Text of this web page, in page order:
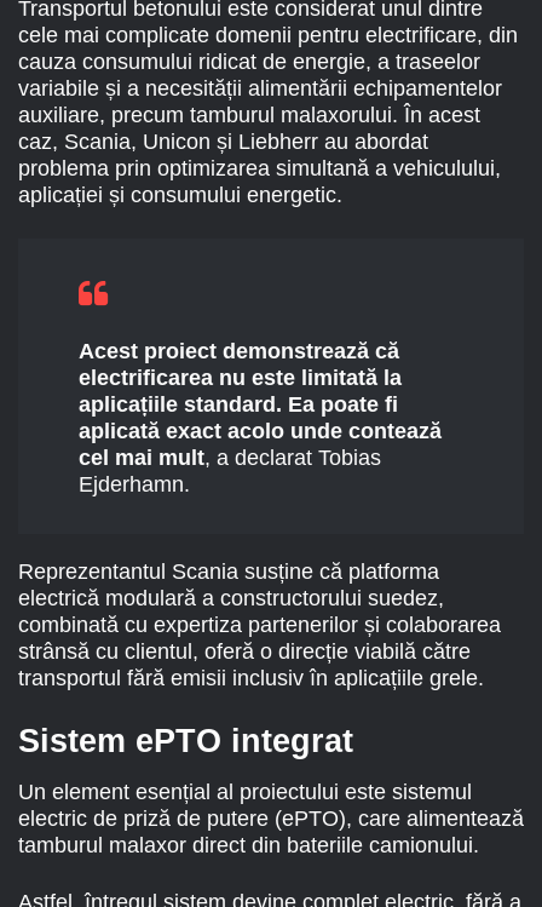
Transportul betonului este considerat unul dintre
cele mai complicate domenii pentru electrificare, din
cauza consumului ridicat de energie, a traseelor
variabile și a necesității alimentării echipamentelor
auxiliare, precum tamburul malaxorului. În acest
caz, Scania, Unicon și Liebherr au abordat
problema prin optimizarea simultană a vehiculului,
aplicației și consumului energetic.
Acest proiect demonstrează că
electrificarea nu este limitată la
aplicațiile standard. Ea poate fi
aplicată exact acolo unde contează
cel mai mult, a declarat Tobias
Ejderhamn.
Reprezentantul Scania susține că platforma
electrică modulară a constructorului suedez,
combinată cu expertiza partenerilor și colaborarea
strânsă cu clientul, oferă o direcție viabilă către
transportul fără emisii inclusiv în aplicațiile grele.
Sistem ePTO integrat
Un element esențial al proiectului este sistemul
electric de priză de putere (ePTO), care alimentează
tamburul malaxor direct din bateriile camionului.
Astfel, întregul sistem devine complet electric, fără a